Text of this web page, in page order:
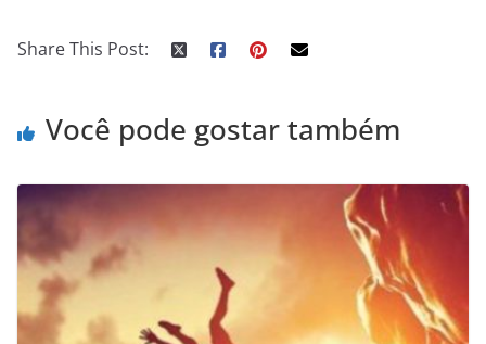
Share This Post:
Você pode gostar também